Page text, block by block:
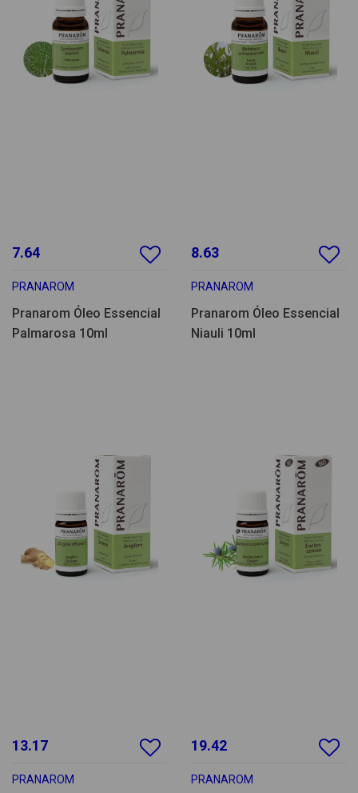
7.64
PRANAROM
Pranarom Óleo Essencial
Palmarosa 10ml
8.63
PRANAROM
Pranarom Óleo Essencial
Niauli 10ml
13.17
PRANAROM
19.42
PRANAROM